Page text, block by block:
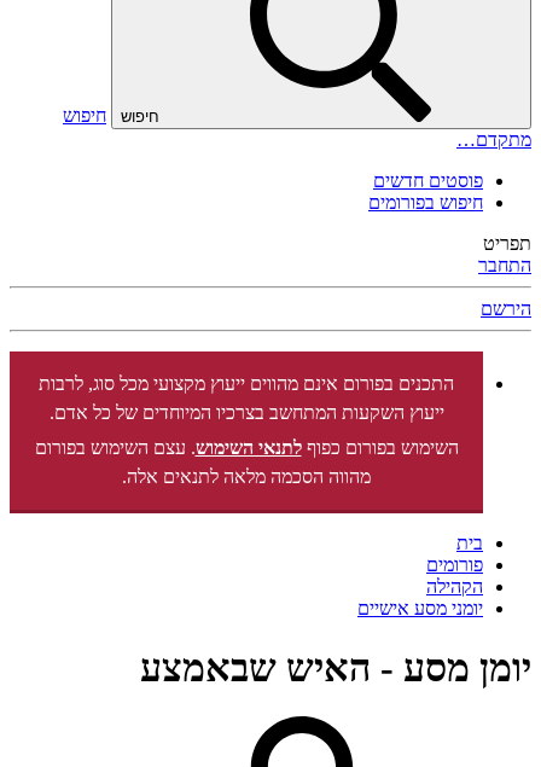
חיפוש
חיפוש
מתקדם…
פוסטים חדשים
חיפוש בפורומים
תפריט
התחבר
הירשם
התכנים בפורום אינם מהווים ייעוץ מקצועי מכל סוג, לרבות
ייעוץ השקעות המתחשב בצרכיו המיוחדים של כל אדם.
השימוש בפורום כפוףלתנאי השימוש. עצם השימוש בפורום
מהווה הסכמה מלאה לתנאים אלה.
בית
פורומים
הקהילה
יומני מסע אישיים
יומן מסע - האיש שבאמצע